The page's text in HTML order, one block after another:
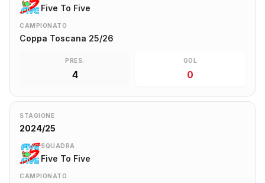
Five To Five
CAMPIONATO
Coppa Toscana 25/26
PRES.
4
GOL
0
STAGIONE
2024/25
SQUADRA
Five To Five
CAMPIONATO